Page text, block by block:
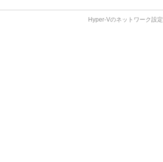
Hyper-Vのネットワーク設定